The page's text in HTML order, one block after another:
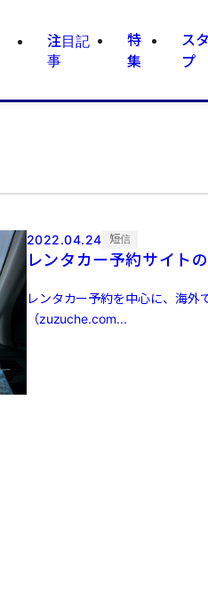
注目記
事
特
集
ス
プ
2022.04.24 短信
レンタカー予約サイト
レンタカー予約を中心に、海
（zuzuche.com...